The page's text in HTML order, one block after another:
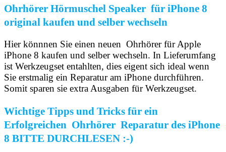
Ohrhörer Hörmuschel Speaker für iPhone 8
original kaufen und selber wechseln
Hier könnnen Sie einen neuen Ohrhörer für Apple
iPhone 8 kaufen und selber wechseln. In Lieferumfang
ist Werkzeugset entahlten, dies eigent sich ideal wenn
Sie erstmalig ein Reparatur am iPhone durchführen.
Somit sparen sie extra Ausgaben für Werkzeugset.
Wichtige Tipps und Tricks für ein
Erfolgreichen Ohrhörer Reparatur des iPhone
8 BITTE DURCHLESEN :-)